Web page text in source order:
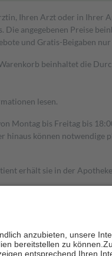
Ihren Arzt oder in
angegebenen Preise
und Gratis-Beigaben
beinhaltet die
lesen.
Montag bis Freitag bis
können
erhält sie in der
Kosten sowie zehn Euro je
Stellung der